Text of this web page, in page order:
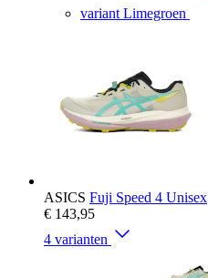
variant Limegroen
ASICS Fuji Speed 4 Unisex
€ 143,95
4 varianten